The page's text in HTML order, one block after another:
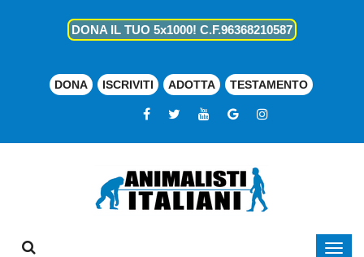
DONA IL TUO 5x1000! C.F.96368210587
DONA ISCRIVITI ADOTTA TESTAMENTO